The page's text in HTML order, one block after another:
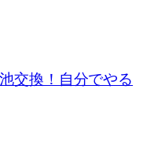
交換！自分でやる